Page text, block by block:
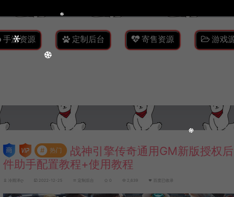
手游资源 定制后台 寄售资源 游戏
# 热门
战神引擎传奇通用GM新版授权
件助手配置教程+使用教程
冷雨泽ღ 2022-12-25 定制后台 0 2,639 百度已收录